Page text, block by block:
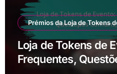
Prémios da Loja de Tokens
Loja de Tokens de
Frequentes,